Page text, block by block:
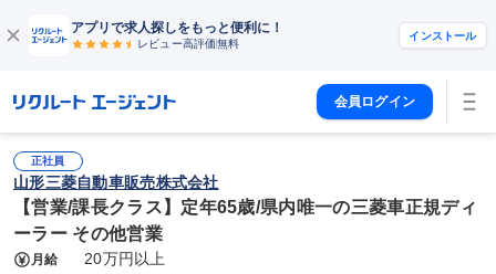
アプリで求人探しをもっと便利に！
レビュー高評価無料
インストール
会員ログイン
正社員
山形三菱自動車販売株式会社
【営業/課長クラス】定年65歳/県内唯一の三菱車正規ディ
ーラー その他営業
月給 20万円以上